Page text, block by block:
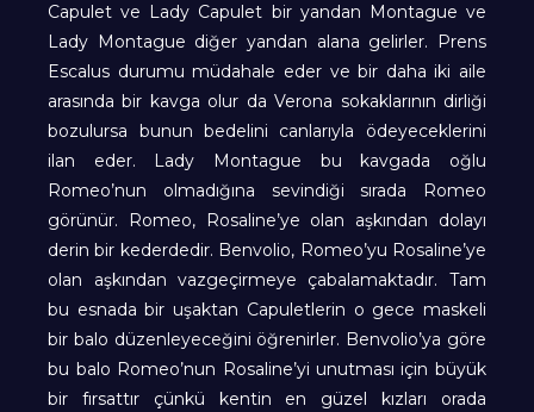
Capulet ve Lady Capulet bir yandan Montague ve
Lady Montague diğer yandan alana gelirler. Prens
Escalus durumu müdahale eder ve bir daha iki aile
arasında bir kavga olur da Verona sokaklarının dirliği
bozulursa bunun bedelini canlarıyla ödeyeceklerini
ilan eder. Lady Montague bu kavgada oğlu
Romeo’nun olmadığına sevindiği sırada Romeo
görünür. Romeo, Rosaline’ye olan aşkından dolayı
derin bir kederdedir. Benvolio, Romeo’yu Rosaline’ye
olan aşkından vazgeçirmeye çabalamaktadır. Tam
bu esnada bir uşaktan Capuletlerin o gece maskeli
bir balo düzenleyeceğini öğrenirler. Benvolio’ya göre
bu balo Romeo’nun Rosaline’yi unutması için büyük
bir fırsattır çünkü kentin en güzel kızları orada